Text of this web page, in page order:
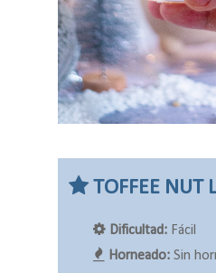
TOFFEE NUT
Dificultad: Fácil
Horneado: Sin